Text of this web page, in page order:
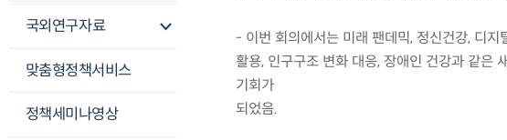
국외연구자료
맞춤형정책서비스
정책세미나영상
- 이번 회의에서는 미래 팬데믹, 정신건강, 디
활용, 인구구조 변화 대응, 장애인 건강과 같은
기회가
되었음.